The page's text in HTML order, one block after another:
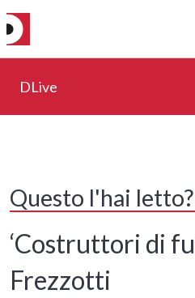
DLive
Questo l'hai
‘Costruttori di
Frezzotti